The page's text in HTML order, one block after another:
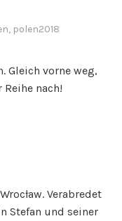
, polen2018
Gleich vorne weg,
nach!
Verabredet
Stefan und seiner